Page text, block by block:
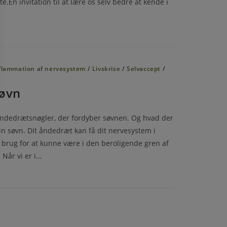
af nervesystem / Livskrise /Selvaccept /
der fordyber søvnen. Og hvad der
søvn. Dit åndedræt kan få dit nervesystem i
brug for at kunne være i den beroligende gren af
Når vi er i…